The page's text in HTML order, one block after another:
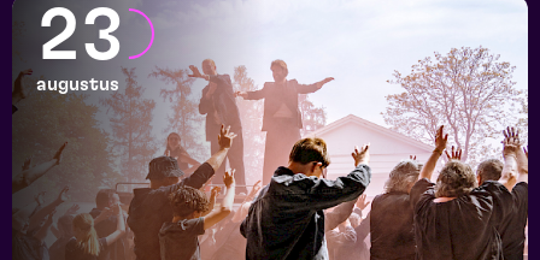
23
augustus